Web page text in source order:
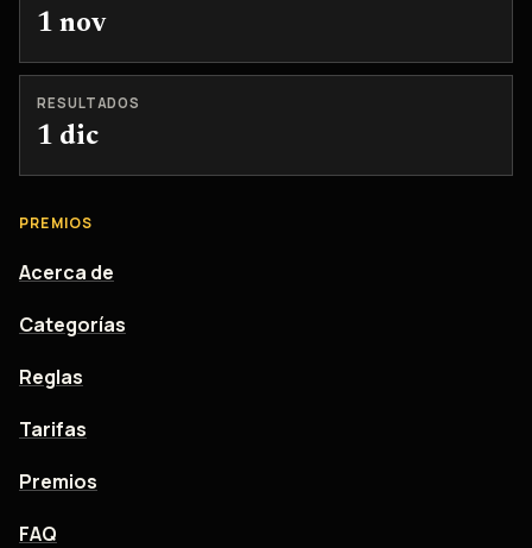
1 nov
RESULTADOS
1 dic
PREMIOS
Acerca de
Categorías
Reglas
Tarifas
Premios
FAQ